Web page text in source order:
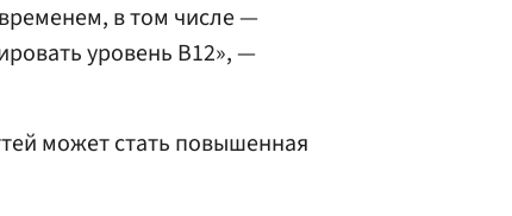
в том числе —
уровень B12», —
может стать повышенная